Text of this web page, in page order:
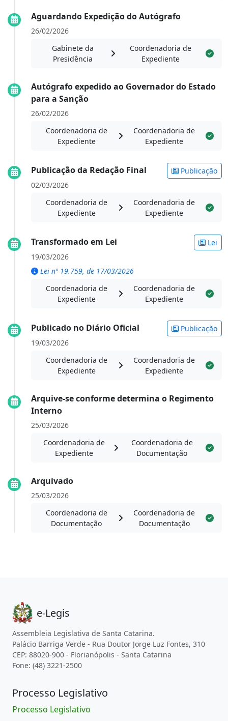
Aguardando Expedição do Autógrafo
26/02/2026
Gabinete da
Presidência
Coordenadoria de
Expediente
Autógrafo expedido ao Governador do Estado
para a Sanção
26/02/2026
Coordenadoria de
Expediente
Coordenadoria de
Expediente
Publicação da Redação Final
Publicação
02/03/2026
Coordenadoria de
Expediente
Coordenadoria de
Expediente
Transformado em Lei
Lei
19/03/2026
Lei nº 19.759, de 17/03/2026
Coordenadoria de
Expediente
Coordenadoria de
Expediente
Publicado no Diário Oficial
Publicação
19/03/2026
Coordenadoria de
Expediente
Coordenadoria de
Expediente
Arquive-se conforme determina o Regimento
Interno
25/03/2026
Coordenadoria de
Expediente
Coordenadoria de
Documentação
Arquivado
25/03/2026
Coordenadoria de
Documentação
Coordenadoria de
Documentação
e-Legis
Assembleia Legislativa de Santa Catarina.
Palácio Barriga Verde - Rua Doutor Jorge Luz Fontes, 310
CEP: 88020-900 - Florianópolis - Santa Catarina
Fone: (48) 3221-2500
Processo Legislativo
Processo Legislativo